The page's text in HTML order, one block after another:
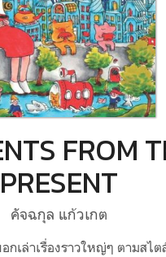
FROM
PRESENT
คัจฉกุล แก้วเกต
กเล่าเรื่องราวใหญ่ๆ ตามสไต